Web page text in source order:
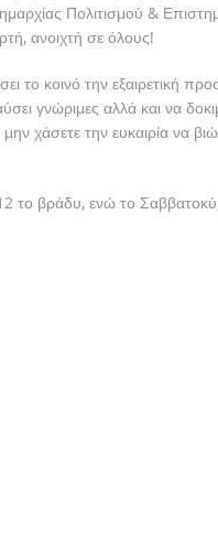
Πολιτισμού &
ανοιχτή σε όλους!
κοινό την εξαιρετική
γνώριμες αλλά και να
χάσετε την ευκαιρία να
το βράδυ, ενώ το